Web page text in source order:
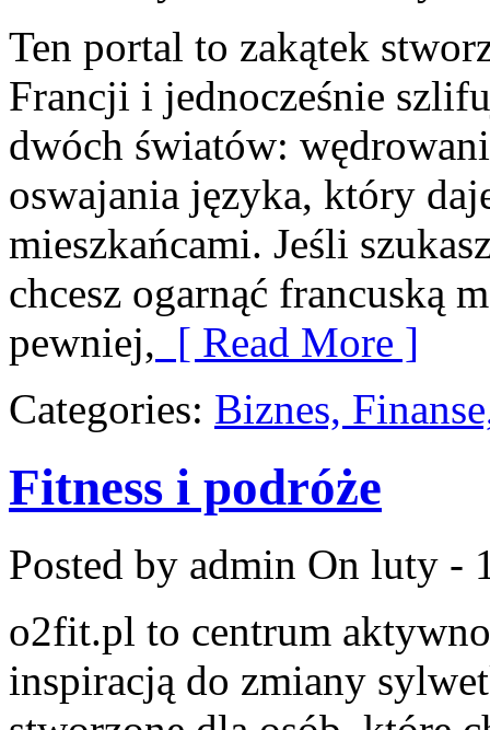
Ten portal to zakątek
Francji i jednocześnie
dwóch światów:
oswajania języka, który
mieszkańcami. Jeśli
chcesz ogarnąć francuską
pewniej, [ Read More ]
Categories: Biznes,
Fitness i podróże
Posted by admin On luty -
o2fit.pl to centrum
inspiracją do zmiany